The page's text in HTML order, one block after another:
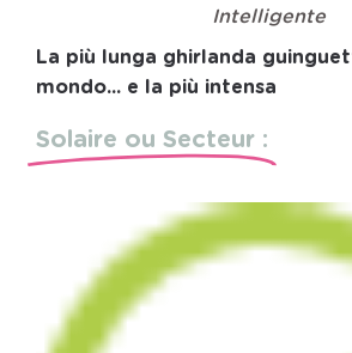
Intelligente
La più lunga ghirlanda
mondo... e la più intensa
Solaire ou Secteur :